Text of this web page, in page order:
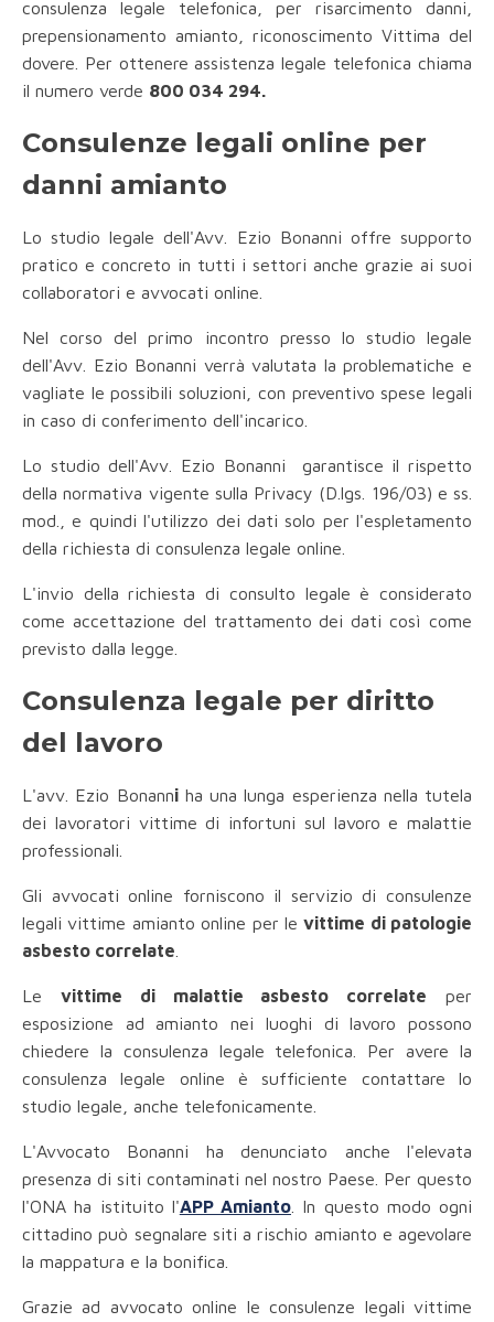
consulenza legale telefonica, per risarcimento danni,
prepensionamento amianto, riconoscimento Vittima del
dovere. Per ottenere assistenza legale telefonica chiama
il numero verde 800 034 294.
Consulenze legali online per
danni amianto
Lo studio legale dell'Avv. Ezio Bonanni offre supporto
pratico e concreto in tutti i settori anche grazie ai suoi
collaboratori e avvocati online.
Nel corso del primo incontro presso lo studio legale
dell'Avv. Ezio Bonanni verrà valutata la problematiche e
vagliate le possibili soluzioni, con preventivo spese legali
in caso di conferimento dell'incarico.
Lo studio dell'Avv. Ezio Bonanni garantisce il rispetto
della normativa vigente sulla Privacy (D.lgs. 196/03) e ss.
mod., e quindi l'utilizzo dei dati solo per l'espletamento
della richiesta di consulenza legale online.
L'invio della richiesta di consulto legale è considerato
come accettazione del trattamento dei dati così come
previsto dalla legge.
Consulenza legale per diritto
del lavoro
L'avv. Ezio Bonanniha una lunga esperienza nella tutela
dei lavoratori vittime di infortuni sul lavoro e malattie
professionali.
Gli avvocati online forniscono il servizio di consulenze
legali vittime amianto online per levittime di patologie
asbesto correlate
Le vittime di malattie asbesto correlate per
esposizione ad amianto nei luoghi di lavoro possono
chiedere la consulenza legale telefonica. Per avere la
consulenza legale online è sufficiente contattare lo
studio legale, anche telefonicamente.
L'Avvocato Bonanni ha denunciato anche l'elevata
presenza di siti contaminati nel nostro Paese. Per questo
l'ONA ha istituito l'APP Amianto . In questo modo ogni
cittadino può segnalare siti a rischio amianto e agevolare
la mappatura e la bonifica.
Grazie ad avvocato online le consulenze legali vittime